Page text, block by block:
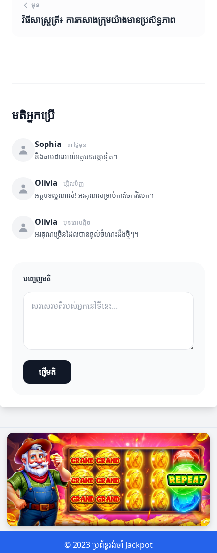
មុន
វិធីសាស្ត្រត្រី៖ ការកសាងក្រុមយ៉ាងមានប្រសិទ្ធភាព
មតិអ្នកប្រើ
Sophia ៣ ថ្ងៃមុន
នឹងតាមដានរាល់អត្ថបទបន្តទៀត។
Olivia ម្សិលមិញ
អត្ថបទល្អណាស់! អរគុណសម្រាប់ការចែករំលែក។
Olivia មុននេះបន្តិច
អរគុណច្រើនដែលបានផ្តល់ចំណេះដឹងថ្មីៗ។
បញ្ចេញមតិ
ផ្ញើមតិ
© 2023 ប្រព័ន្ធរង់ចាំ Jackpot